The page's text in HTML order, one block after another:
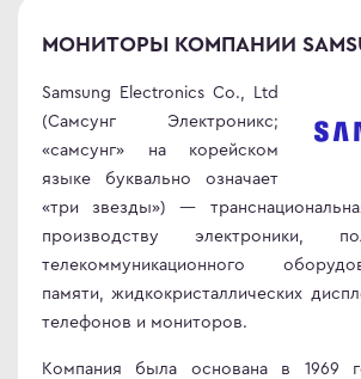
МОНИТОРЫ КОМПАНИИ
Samsung Electronics Co., Ltd
(Самсунг Электроникс;
«самсунг» на корейском
языке буквально означает
«три звезды») —
производству электроники,
телекоммуникационного
памяти, жидкокристаллических
телефонов и мониторов.
Компания была основана в 1969